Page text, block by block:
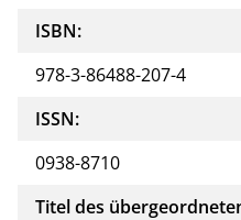
ISBN:
978-3-86488-207-4
ISSN:
0938-8710
Titel des